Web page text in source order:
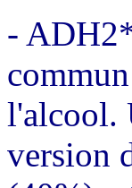
-
l'alcool.
version